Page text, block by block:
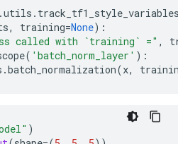
.utils .
, training=None):
called with `training` =" ,
( 'batch_norm_layer' ):
.batch_normalization(x,
)